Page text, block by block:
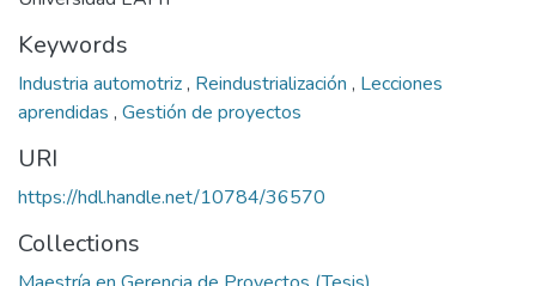
Keywords
Industria automotriz, Reindustrialización , Lecciones
aprendidas , Gestión de proyectos
URI
https://hdl.handle.net/10784/36570
Collections